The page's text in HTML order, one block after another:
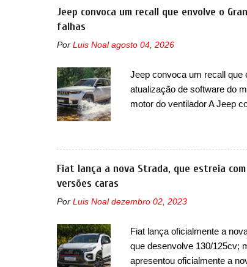
nova geração feita do zero,
Além do Gol, outro
foi marcava pelos
nas vendas em 1994 foram
sendo duas do hatch e o
Jeep convoca um recall que envolve o
falhas
Por Luis Noal agosto 04, 2026
Jeep convoca um recall que
atualização de software do
motor do ventilador A Jeep
com unidades de ano/
unidades afetadas
solução de dois problemas.
módulo de controle da
ventilador HVAC
microprocessador do
perda de força motriz,
Fiat lança a nova Strada, que estreia
versões caras
Por Luis Noal dezembro 02, 2023
Fiat lança oficialmente a
que desenvolve 130/125cv;
apresentou oficialmente a